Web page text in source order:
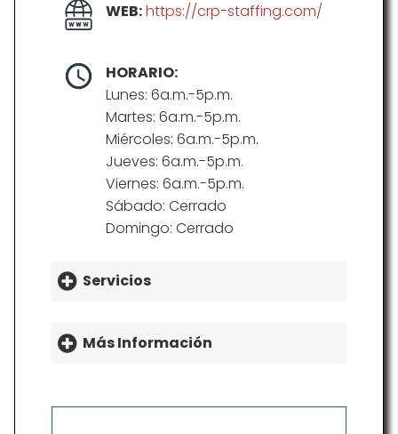
WEB:https://crp-staffing.com/
HORARIO:
Lunes: 6a.m.-5p.m.
Martes: 6a.m.-5p.m.
Miércoles: 6a.m.-5p.m.
Jueves: 6a.m.-5p.m.
Viernes: 6a.m.-5p.m.
Sábado: Cerrado
Domingo: Cerrado
Servicios
Más Información